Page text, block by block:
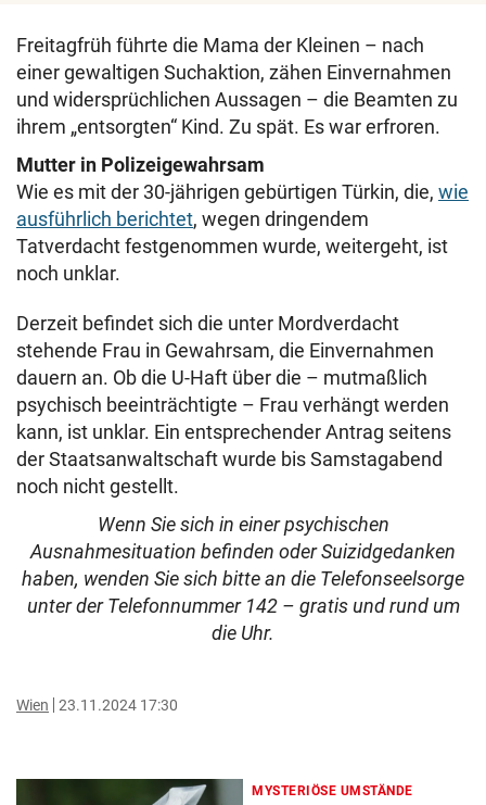
Freitagfrüh führte die Mama der Kleinen – nach
einer gewaltigen Suchaktion, zähen Einvernahmen
und widersprüchlichen Aussagen – die Beamten zu
ihrem „entsorgten“ Kind. Zu spät. Es war erfroren.
Mutter in Polizeigewahrsam
Wie es mit der 30-jährigen gebürtigen Türkin, die, wie
ausführlich berichtet, wegen dringendem
Tatverdacht festgenommen wurde, weitergeht, ist
noch unklar.
Derzeit befindet sich die unter Mordverdacht
stehende Frau in Gewahrsam, die Einvernahmen
dauern an. Ob die U-Haft über die – mutmaßlich
psychisch beeinträchtigte – Frau verhängt werden
kann, ist unklar. Ein entsprechender Antrag seitens
der Staatsanwaltschaft wurde bis Samstagabend
noch nicht gestellt.
Wenn Sie sich in einer psychischen
Ausnahmesituation befinden oder Suizidgedanken
haben, wenden Sie sich bitte an die Telefonseelsorge
unter der Telefonnummer 142 – gratis und rund um
die Uhr.
Wien 23.11.2024 17:30
MYSTERIÖSE UMSTÄNDE